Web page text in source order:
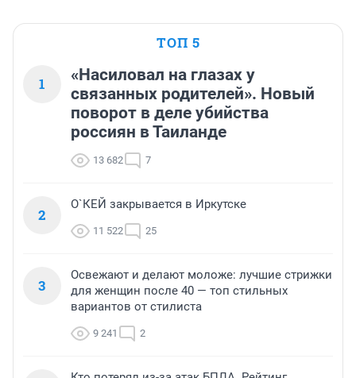
ТОП 5
1
«Насиловал на глазах у
связанных родителей». Новый
поворот в деле убийства
россиян в Таиланде
13 682 7
2
О`КЕЙ закрывается в Иркутске
11 522 25
3
Освежают и делают моложе: лучшие стрижки
для женщин после 40 — топ стильных
вариантов от стилиста
9 241 2